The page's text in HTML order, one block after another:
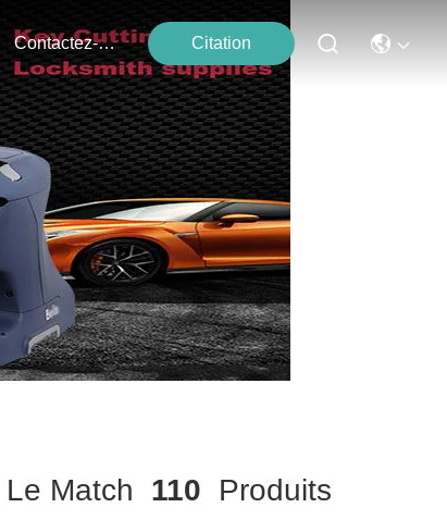
Contactez-Nous Citation
Le Match 110 Produits